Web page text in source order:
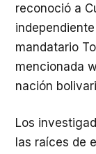
reconoció a
mandatario
mencionada
nación
Los
las raíces de